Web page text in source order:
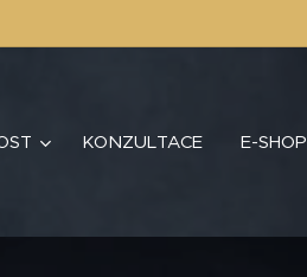
KONZULTACE E-SHOP